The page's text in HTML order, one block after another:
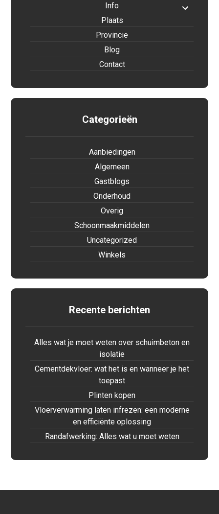
Info
Plaats
Provincie
Blog
Contact
Categorieën
Aanbiedingen
Algemeen
Gastblogs
Onderhoud
Overig
Schoonmaakmiddelen
Uncategorized
Winkels
Recente berichten
Alles wat je moet weten over schuimbeton en
isolatie
Cementdekvloer: wat het is en wanneer je het
toepast
Plinten kopen
Vloerverwarming laten infrezen: een moderne
en efficiënte oplossing
Randafwerking: Alles wat u moet weten